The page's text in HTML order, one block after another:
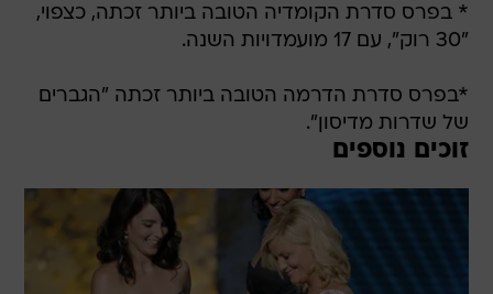
* בפרס סדרת הקומדיה הטובה ביותר זכתה, כצפוי,
"30 רוק", עם 17 מועמדויות השנה.
*בפרס סדרת הדרמה הטובה ביותר זכתה "הגברים
של שדרות מדיסון".
זוכים נוספים